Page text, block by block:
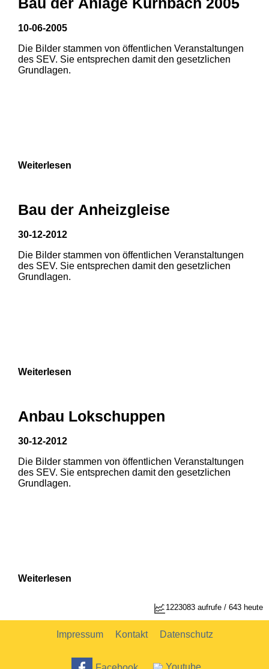
1 2
1 2
1 2
10-06-2005
Die Bilder stammen von öffentlichen Veranstaltungen
des SEV. Sie entsprechen damit den gesetzlichen
Grundlagen.
Weiterlesen
Bau der Anheizgleise
30-12-2012
Die Bilder stammen von öffentlichen Veranstaltungen
des SEV. Sie entsprechen damit den gesetzlichen
Grundlagen.
Weiterlesen
Anbau Lokschuppen
30-12-2012
Die Bilder stammen von öffentlichen Veranstaltungen
des SEV. Sie entsprechen damit den gesetzlichen
Grundlagen.
Weiterlesen
1223083 aufrufe / 643 heute
Impressum Kontakt Datenschutz